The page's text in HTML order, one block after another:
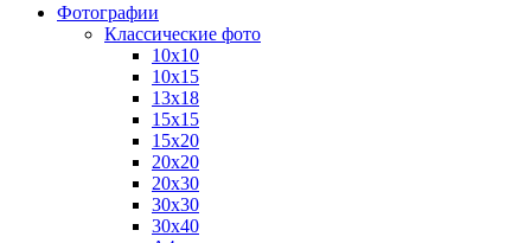
Фотографии
Классические фото
10х10
10х15
13х18
15х15
15х20
20х20
20х30
30х30
30х40